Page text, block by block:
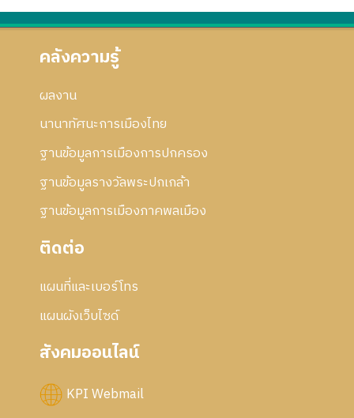
คลังความรู้
ผลงาน
นานาทัศนะการเมืองไทย
ฐานข้อมูลการเมืองการปกครอง
ฐานข้อมูลรางวัลพระปกเกล้า
ฐานข้อมูลการเมืองภาคพลเมือง
ติดต่อ
แผนที่และเบอร์โทร
แผนผังเว็บไซด์
สังคมออนไลน์
KPI Webmail